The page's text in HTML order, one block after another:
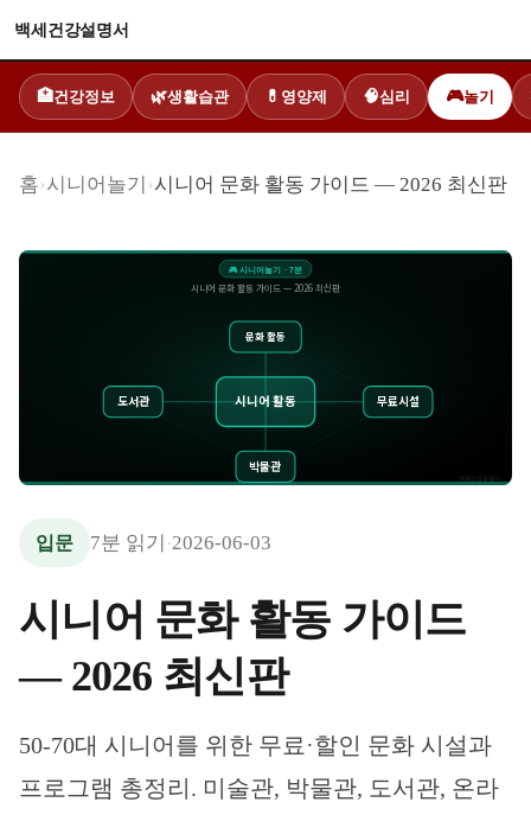
백세건강설명서
🏥 건강정보 🌿생활습관 💊 영양제 🧠심리 🎮놀기
홈›시니어놀기 ›시니어 문화 활동 가이드 — 2026 최신판
🎮 시니어놀기 · 7분
시니어 문화 활동 가이드 — 2026 최신판
문화 활동
무료시설
박물관
도서관 시니어 활동
백세건강설명서
입문 7분 읽기 ·2026-06-03
시니어 문화 활동 가이드
— 2026 최신판
50-70대 시니어를 위한 무료·할인 문화 시설과
프로그램 총정리. 미술관, 박물관, 도서관, 온라